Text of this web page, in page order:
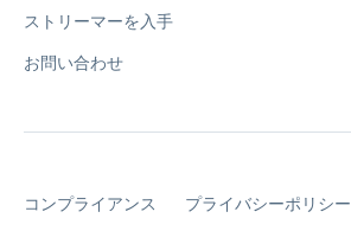
ストリーマーを入手
お問い合わせ
コンプライアンス プライバシーポリシー